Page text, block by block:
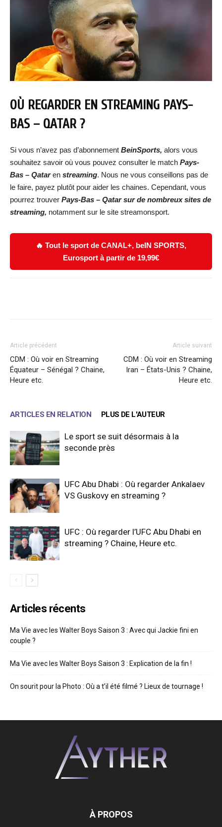
OÙ REGARDER EN STREAMING PAYS-
BAS – QATAR?
Si vous n’avez pas d’abonnement BeinSports, alors vous
souhaitez savoir où vous pouvez consulter le match Pays-
Bas – Qataren streaming. Nous ne vous conseillons pas de
le faire, payez plutôt pour aider les chaines. Cependant, vous
pourrez trouver Pays-Bas – Qatar sur de nombreux sites de
streaming, notamment sur le site streamonsport.
🔥 Tout le sport de CANAL+, beIN SPORTS,
Eurosport à partir de 19,99€
Article précédent
CDM : Où voir en Streaming
Équateur – Sénégal ? Chaine,
Heure etc.
Article suivant
CDM : Où voir en Streaming
Iran – États-Unis ? Chaine,
Heure etc.
ARTICLES EN RELATION PLUS DE L'AUTEUR
Le sport se suit désormais à la
seconde près
UFC Abu Dhabi : Où regarder Ankalaev
VS Guskovy en streaming ?
UFC : Où regarder l’UFC Abu Dhabi en
streaming ? Chaine, Heure etc.
Articles récents
Ma Vie avec les Walter Boys Saison 3 : Avec qui Jackie fini en
couple ?
Ma Vie avec les Walter Boys Saison 3 : Explication de la fin !
On sourit pour la Photo : Où a t’il été filmé ? Lieux de tournage !
À PROPOS